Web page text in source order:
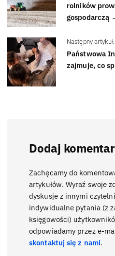
rolników
gospodarczą
Następny artykuł
Państwowa
zajmuje, co
Dodaj
Zachęcamy do
artykułów. Wyraź swoje
dyskusje z innymi
indywidualne pytania (z
księgowości)
odpowiadamy przez e-
skontaktuj się z nami.